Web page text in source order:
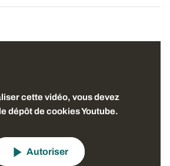
cette vidéo, vous devez
dépôt de cookies Youtube.
Autoriser